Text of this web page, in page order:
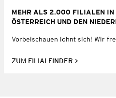
MEHR ALS 2.000 FILIALEN IN
ÖSTERREICH UND DEN
Vorbeischauen lohnt sich! Wir
ZUM FILIALFINDER